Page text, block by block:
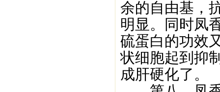
余的自由基，
明显。同时凤
硫蛋白的功效
状细胞起到抑
成肝硬化了。